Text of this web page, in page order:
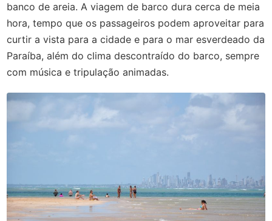
banco de areia. A viagem de barco dura cerca de meia
hora, tempo que os passageiros podem aproveitar para
curtir a vista para a cidade e para o mar esverdeado da
Paraíba, além do clima descontraído do barco, sempre
com música e tripulação animadas.